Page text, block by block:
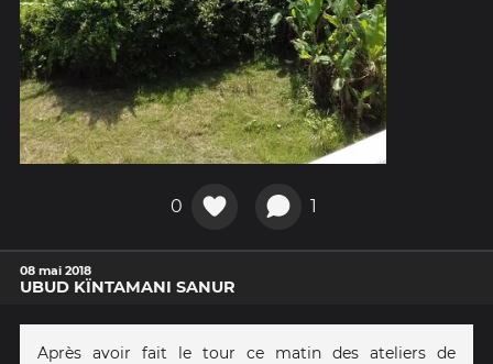
0 1
08 mai 2018
UBUD KÏNTAMANI SANUR
Après avoir fait le tour ce matin des ateliers de